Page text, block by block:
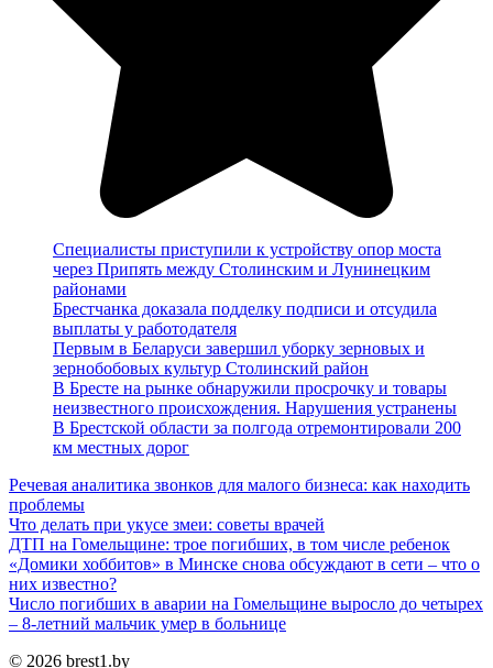
Специалисты приступили к устройству опор моста
через Припять между Столинским и Лунинецким
районами
Брестчанка доказала подделку подписи и отсудила
выплаты у работодателя
Первым в Беларуси завершил уборку зерновых и
зернобобовых культур Столинский район
В Бресте на рынке обнаружили просрочку и товары
неизвестного происхождения. Нарушения устранены
В Брестской области за полгода отремонтировали 200
км местных дорог
Речевая аналитика звонков для малого бизнеса: как находить
проблемы
Что делать при укусе змеи: советы врачей
ДТП на Гомельщине: трое погибших, в том числе ребенок
«Домики хоббитов» в Минске снова обсуждают в сети – что о
них известно?
Число погибших в аварии на Гомельщине выросло до четырех
– 8-летний мальчик умер в больнице
© 2026 brest1.by